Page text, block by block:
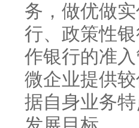
务，做优做
行、政策性
作银行的准
微企业提供
据自身业务